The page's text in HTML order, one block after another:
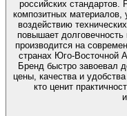
российских стандартов.
композитных материалов,
воздействию
повышает
производится на
странах Юго-Восточной
Бренд быстро завоевал
цены, качества и
кто ценит